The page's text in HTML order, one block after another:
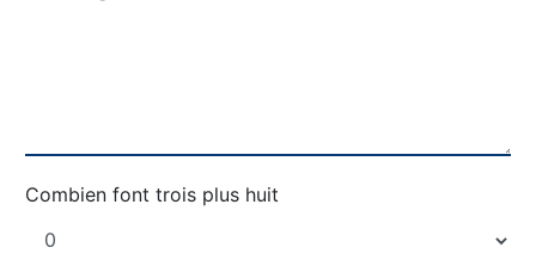
Combien font trois plus huit